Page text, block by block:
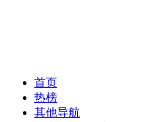
首页
热榜
其他导航